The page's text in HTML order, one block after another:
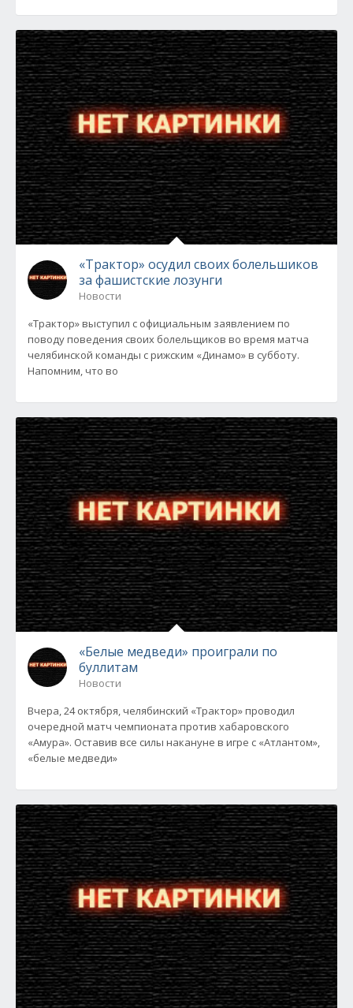
«Трактор» осудил своих болельшиков
за фашистские лозунги
Новости
«Трактор» выступил с официальным заявлением по
поводу поведения своих болельщиков во время матча
челябинской команды с рижским «Динамо» в субботу.
Напомним, что во
«Белые медведи» проиграли по
буллитам
Новости
Вчера, 24 октября, челябинский «Трактор» проводил
очередной матч чемпионата против хабаровского
«Амура». Оставив все силы накануне в игре с «Атлантом»,
«белые медведи»